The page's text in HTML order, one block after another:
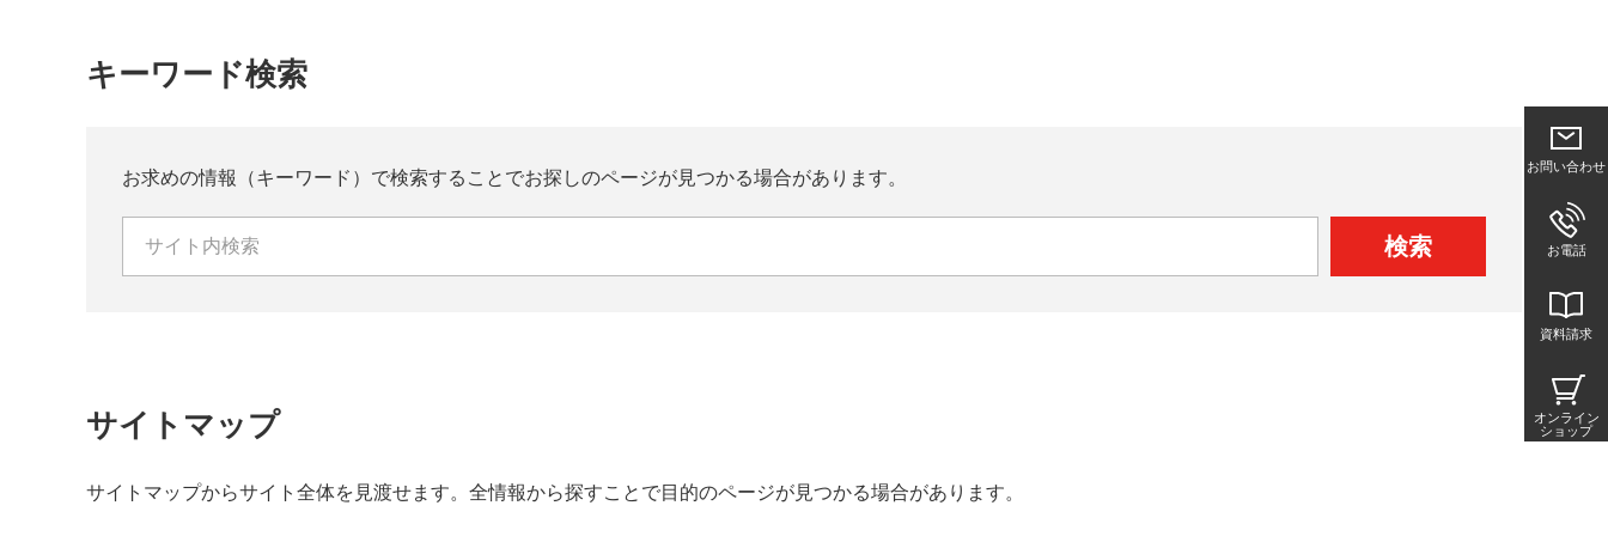
キーワード検索
お求めの情報（キーワード）で検索することでお探しのページが見つかる場合があります。
検索
サイトマップ
サイトマップからサイト全体を見渡せます。全情報から探すことで目的のページが見つかる場合があります。
お問い合わせ
お電話
資料請求
オンライン
ショップ